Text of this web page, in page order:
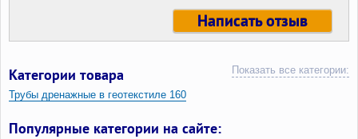
Написать отзыв
Категории товара Показать все категории:
Трубы дренажные в геотекстиле 160
Популярные категории на сайте: